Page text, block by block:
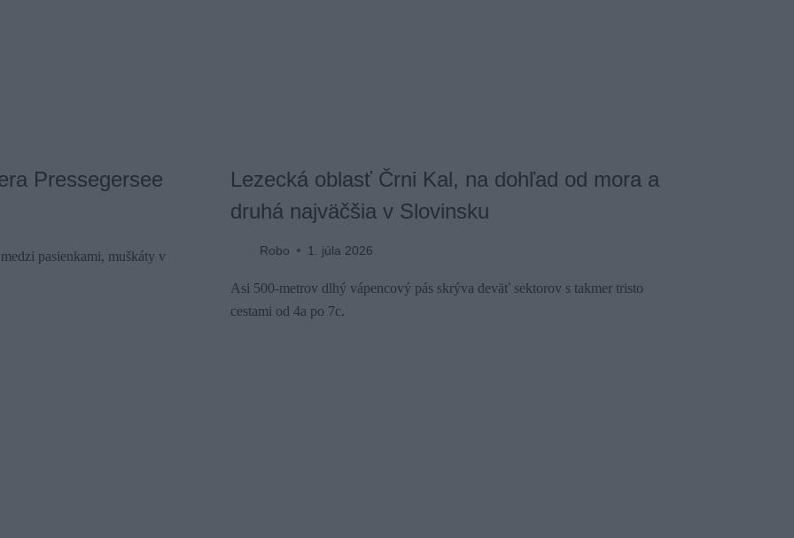
Pressegersee
pasienkami, muškáty v
Lezecká oblasť Črni Kal, na dohľad od mora a
druhá najväčšia v Slovinsku
Robo 1. júla 2026
Asi 500-metrov dlhý vápencový pás skrýva deväť sektorov s takmer tristo
cestami od 4a po 7c.